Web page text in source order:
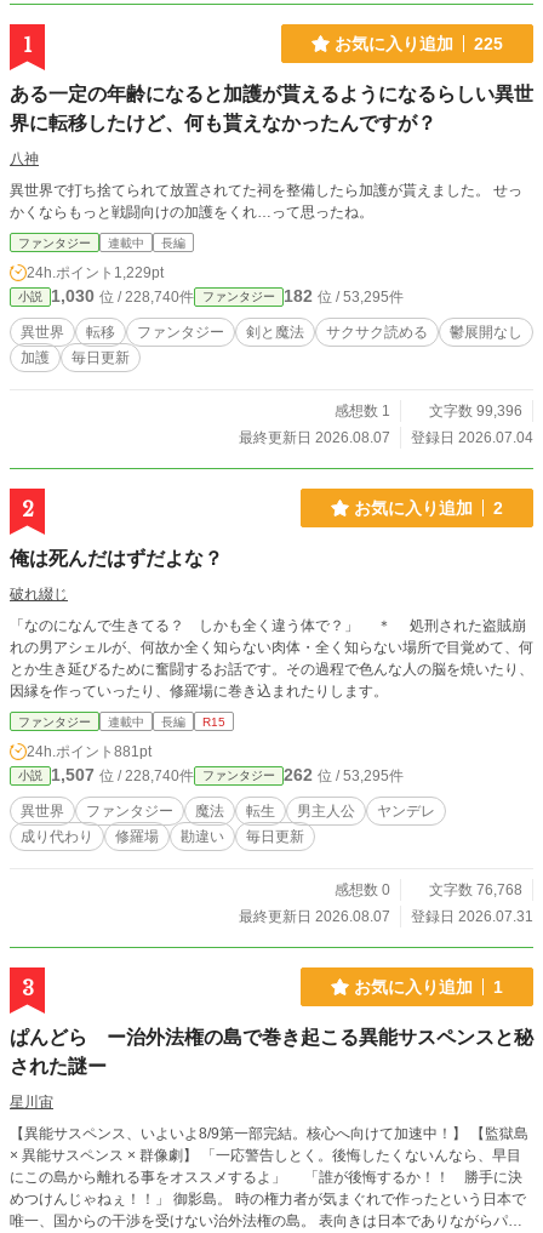
1 お気に入り追加 225
ある一定の年齢になると加護が貰えるようになるらしい異世
界に転移したけど、何も貰えなかったんですが？
八神
異世界で打ち捨てられて放置されてた祠を整備したら加護が貰えました。 せっ
かくならもっと戦闘向けの加護をくれ…って思ったね。
ファンタジー 連載中 長編
24h.ポイント 1,229pt
小説 1,030 位 / 228,740件 ファンタジー 182 位 / 53,295件
異世界 転移 ファンタジー 剣と魔法 サクサク読める
鬱展開なし
加護
毎日更新
感想数 1
文字数 99,396
最終更新日 2026.08.07
登録日 2026.07.04
2 お気に入り追加 2
俺は死んだはずだよな？
破れ綴じ
「なのになんで生きてる？ しかも全く違う体で？」 ＊ 処刑された盗賊崩
れの男アシェルが、何故か全く知らない肉体・全く知らない場所で目覚めて、何
とか生き延びるために奮闘するお話です。その過程で色んな人の脳を焼いたり、
因縁を作っていったり、修羅場に巻き込まれたりします。
ファンタジー 連載中 長編 R15
24h.ポイント 881pt
小説 1,507 位 / 228,740件 ファンタジー 262 位 / 53,295件
異世界 ファンタジー 魔法 転生 男主人公
ヤンデレ
成り代わり
修羅場 勘違い 毎日更新
感想数 0
文字数 76,768
最終更新日 2026.08.07
登録日 2026.07.31
3 お気に入り追加 1
ぱんどら ー治外法権の島で巻き起こる異能サスペンスと秘
された謎ー
星川宙
【異能サスペンス、いよいよ8/9第一部完結。核心へ向けて加速中！】 【監獄島
× 異能サスペンス × 群像劇】 「一応警告しとく。後悔したくないんなら、早目
にこの島から離れる事をオススメするよ」 「誰が後悔するか！！ 勝手に決
めつけんじゃねぇ！！」 御影島。 時の権力者が気まぐれで作ったという日本で
唯一、国からの干渉を受けない治外法権の島。 表向きは日本でありながらパス